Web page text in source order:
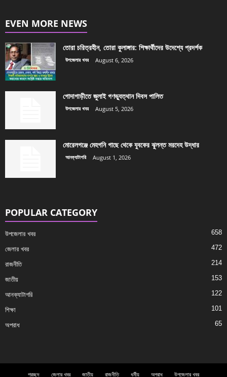
EVEN MORE NEWS
তোরা চরিত্রহীন, তোরা কুলাঙ্গার: শিক্ষার্থীদের উদেশ্যে প্রদর্শক
উপজেলার খবর August 6, 2026
গোদাগাড়ীতে জুলাই গণভ্যুত্থান দিবস পালিত
উপজেলার খবর August 5, 2026
মোরেলগঞ্জে মেহগনি গাছে থেকে যুবকের ঝুলন্ত মরদেহ উদ্ধার
আনক্যাটাগরি August 1, 2026
POPULAR CATEGORY
উপজেলার খবর 658
জেলার খবর 472
রাজনীতি 214
জাতীয় 153
আনক্যাটাগরি 122
শিক্ষা 101
অপরাধ 65
প্রচ্ছদ জেলার খবর জাতীয় রাজনীতি ধর্মীয় অপরাধ উপজেলার খবর